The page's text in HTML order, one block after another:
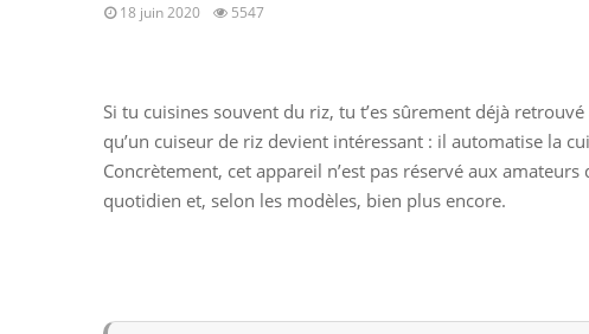
18 juin 2020 5547
Si tu cuisines souvent du riz, tu t’es sûrement déjà
qu’un cuiseur de riz devient intéressant : il automatise la
Concrètement, cet appareil n’est pas réservé aux
quotidien et, selon les modèles, bien plus encore.